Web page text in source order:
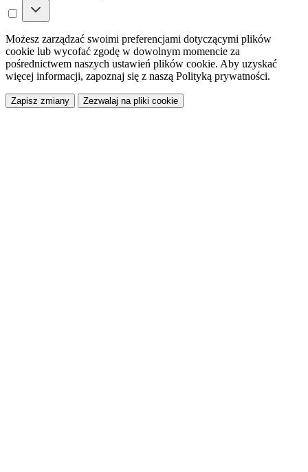
Możesz zarządzać swoimi preferencjami dotyczącymi plików
cookie lub wycofać zgodę w dowolnym momencie za
pośrednictwem naszych ustawień plików cookie. Aby uzyskać
więcej informacji, zapoznaj się z naszą Polityką prywatności.
Zapisz zmiany Zezwalaj na pliki cookie